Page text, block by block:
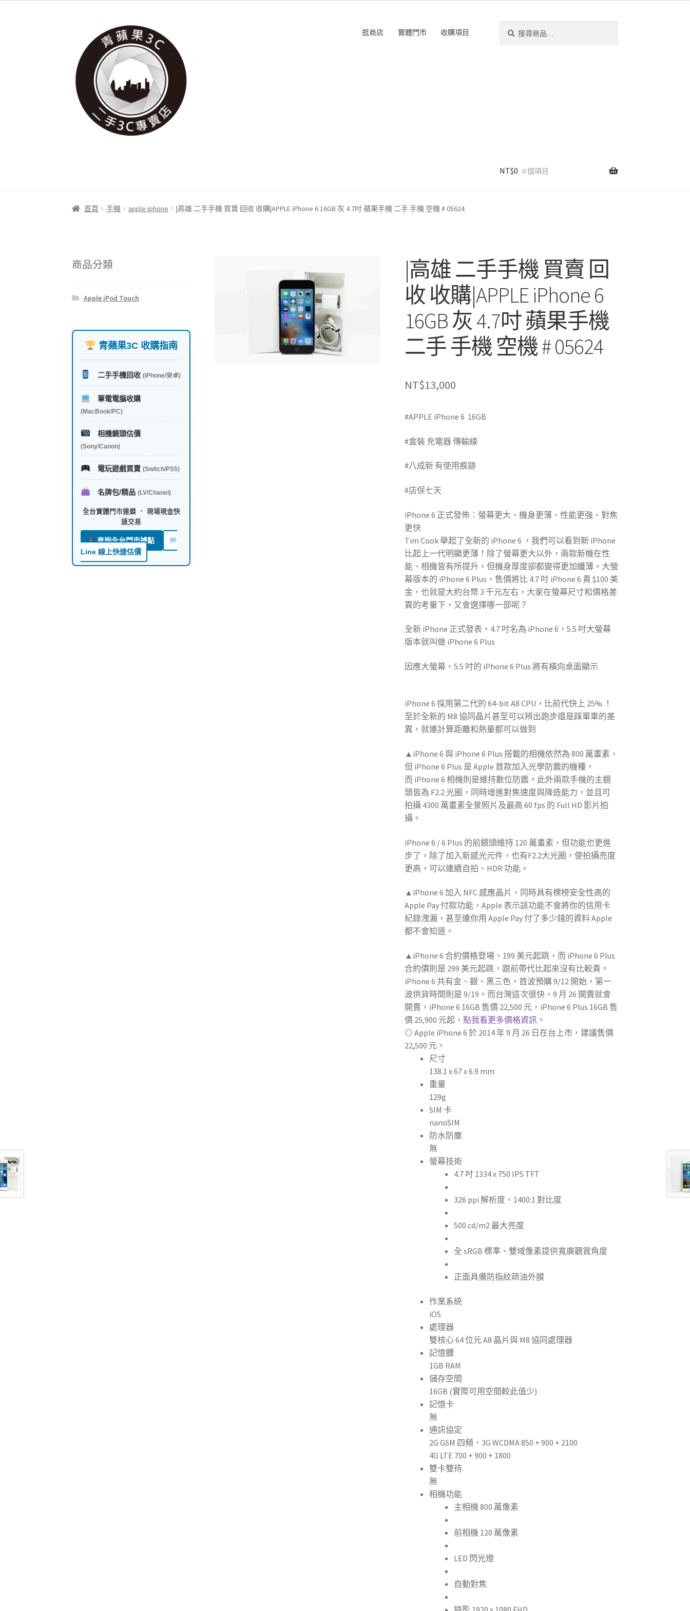
覽
列
要
內
容
逛商店 實體門市 收購項目
NT$0 0 個項目
首頁 手機 apple iphone |高雄 二手手機 買賣 回收 收購|APPLE iPhone 6 16GB 灰 4.7吋 蘋果手機 二手 手機 空機 # 05624
|高雄 二手手機 買賣 回
收 收購|APPLE iPhone 6
16GB 灰 4.7吋 蘋果手機
二手 手機 空機 # 05624
NT$13,000
#APPLE iPhone 6 16GB
#盒裝 充電器 傳輸線
#八成新 有使用痕跡(高雄買賣二手手機)
#店保七天
iPhone 6 正式發佈：螢幕更大、機身更薄、性能更強、對焦
更快
Tim Cook 舉起了全新的 iPhone 6 ，我們可以看到新 iPhone
比起上一代明顯更薄！除了螢幕更大以外，兩款新機在性
能、相機皆有所提升，但機身厚度卻都變得更加纖薄。大螢
幕版本的 iPhone 6 Plus，售價將比 4.7 吋 iPhone 6 貴 $100 美
金，也就是大約台幣 3 千元左右，大家在螢幕尺寸和價格差
異的考量下，又會選擇哪一部呢？
全新 iPhone 正式發表， 4.7 吋名為 iPhone 6，5.5 吋大螢幕
版本就叫做 iPhone 6 Plus
因應大螢幕，5.5 吋的 iPhone 6 Plus 將有橫向桌面顯示
iPhone 6 採用第二代的 64-bit A8 CPU，比前代快上 25% ！
至於全新的 M8 協同晶片甚至可以辨出跑步還是踩單車的差
異，就連計算距離和熱量都可以做到
▲ iPhone 6 與 iPhone 6 Plus 搭載的相機依然為 800 萬畫素，
但 iPhone 6 Plus 是 Apple 首款加入光學防震的機種，
而 iPhone 6 相機則是維持數位防震。此外兩款手機的主鏡
頭皆為 F2.2 光圈，同時增進對焦速度與降造能力，並且 可
拍攝 4300 萬畫素全景照片及最高 60 fps 的 Full HD 影片拍
攝。
iPhone 6 / 6 Plus 的前鏡頭維持 120 萬畫素，但功能也更進
步了，除了加入新感光元件，也有F2.2大光圈，使拍攝亮度
更高，可以連續自拍、HDR 功能。
▲ iPhone 6 加入 NFC 感應晶片，同時具有標榜安全性高的
Apple Pay 付款功能， Apple 表示該功能不會將你的信用卡
紀錄洩漏， 甚至連你用 Apple Pay 付了多少錢的資料 Apple
都不會知道。
▲iPhone 6 合約價格登場，199 美元起跳，而 iPhone 6 Plus
合約價則是 299 美元起跳，跟前帶代比起來沒有比較貴。
iPhone 6 共有金、銀、黑三色，首波預購 9/12 開始，第一
波供貨時間則是 9/19。而台灣這次很快，9 月 26 開賣就會
開賣， iPhone 6 16GB 售價 22,500 元，iPhone 6 Plus 16GB 售
價 25,900 元起， 點我看更多價格資訊。
◎ Apple iPhone 6 於 2014 年 9 月 26 日在台上市，建議售價
22,500 元。
尺寸
138.1 x 67 x 6.9 mm
重量
129g
SIM 卡
nanoSIM
防水防塵
無
螢幕技術
4.7 吋 1334 x 750 IPS TFT
326 ppi 解析度、1400:1 對比度
500 cd/m2 最大亮度
全 sRGB 標準、雙域像素提供寬廣觀賞角度
正面具備防指紋疏油外膜
作業系統
iOS
處理器
雙核心 64 位元 A8 晶片與 M8 協同處理器
記憶體
1GB RAM
儲存空間
16GB (實際可用空間較此值少)
記憶卡
無
通訊協定
2G GSM 四頻、3G WCDMA 850 + 900 + 2100
4G LTE 700 + 900 + 1800
雙卡雙待
無
相機功能
主相機 800 萬像素
前相機 120 萬像素
LED 閃光燈(高雄二手手機到哪賣)
自動對焦
商品分類
Apple iPod Touch
青蘋果3C 收購指南
二手手機回收 (iPhone/安卓)
筆電電腦收購
(MacBook/PC)
相機鏡頭估價
(Sony/Canon)
電玩遊戲買賣 (Switch/PS5)
名牌包/精品 (LV/Chanel)
全台實體門市連鎖 ． 現場現金快
速交易
查詢全台門市據點
Line 線上快速估價